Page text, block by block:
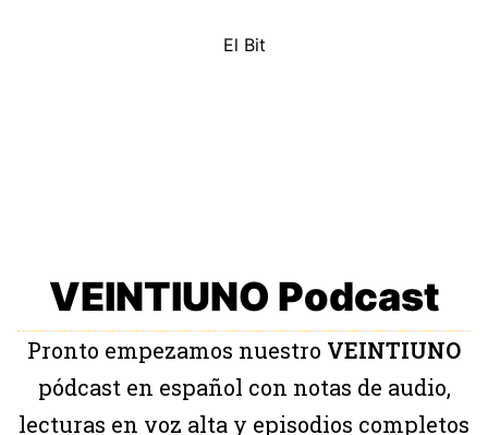
El Bit
VEINTIUNO Podcast
Pronto empezamos nuestro VEINTIUNO
pódcast en español con notas de audio,
lecturas en voz alta y episodios completos